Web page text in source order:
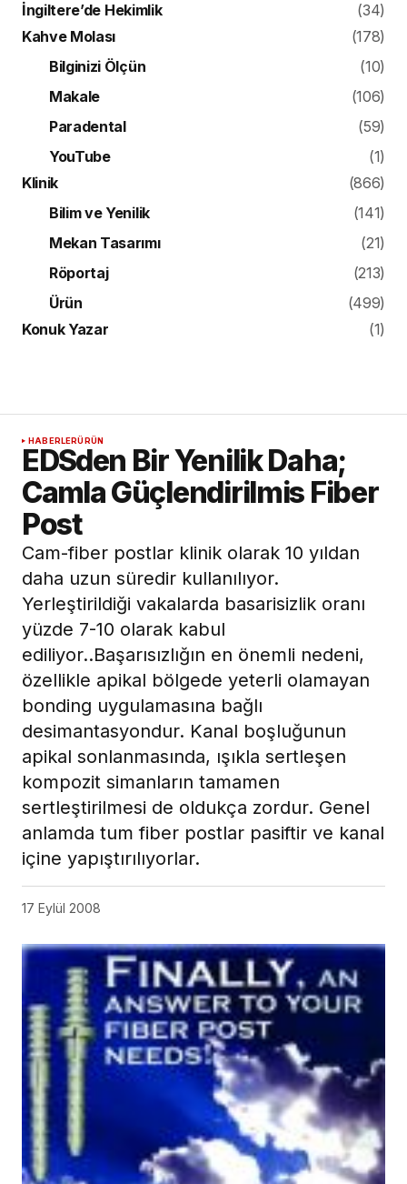
İngiltere’de Hekimlik
(34)
Kahve Molası
(178)
Bilginizi Ölçün
(10)
Makale
(106)
Paradental
(59)
YouTube
(1)
Klinik
(866)
Bilim ve Yenilik
(141)
Mekan Tasarımı
(21)
Röportaj
(213)
Ürün
(499)
Konuk Yazar
(1)
HABERLERÜRÜN
EDSden Bir Yenilik Daha;
Camla Güçlendirilmis Fiber
Post
Cam-fiber postlar klinik olarak 10 yıldan
daha uzun süredir kullanılıyor.
Yerleştirildiği vakalarda basarisizlik oranı
yüzde 7-10 olarak kabul
ediliyor..Başarısızlığın en önemli nedeni,
özellikle apikal bölgede yeterli olamayan
bonding uygulamasına bağlı
desimantasyondur. Kanal boşluğunun
apikal sonlanmasında, ışıkla sertleşen
kompozit simanların tamamen
sertleştirilmesi de oldukça zordur. Genel
anlamda tum fiber postlar pasiftir ve kanal
içine yapıştırılıyorlar.
17 Eylül 2008